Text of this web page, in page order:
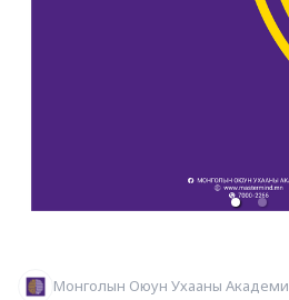
Монголын Оюун Ухааны Академи